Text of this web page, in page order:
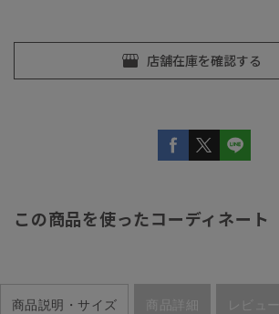
この商品を使ったコーディネート
商品説明・サイズ 商品詳細 レビュー